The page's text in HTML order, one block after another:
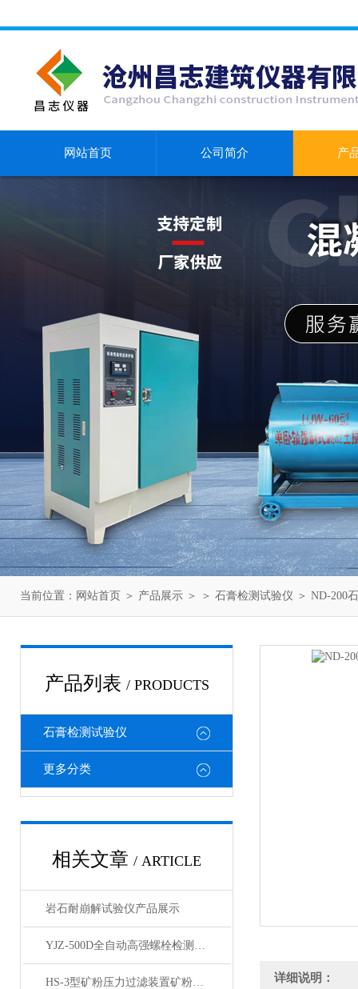
网站首页 公司简介 产
当前位置： 网站首页 ＞ 产品展示 ＞ ＞ 石膏检测试验仪 ＞ ND-200
产品列表 / PRODUCTS
石膏检测试验仪
更多分类
相关文章 / ARTICLE
岩石耐崩解试验仪产品展示
YJZ-500D全自动高强螺栓检测仪（立式）展示
HS-3型矿粉压力过滤装置矿粉回收仪产品展示 详细说明：